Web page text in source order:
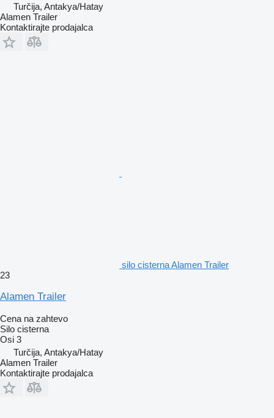
Turčija, Antakya/Hatay
Alamen Trailer
Kontaktirajte prodajalca
silo cisterna Alamen Trailer
23
Alamen Trailer
Cena na zahtevo
Silo cisterna
Osi 3
Turčija, Antakya/Hatay
Alamen Trailer
Kontaktirajte prodajalca